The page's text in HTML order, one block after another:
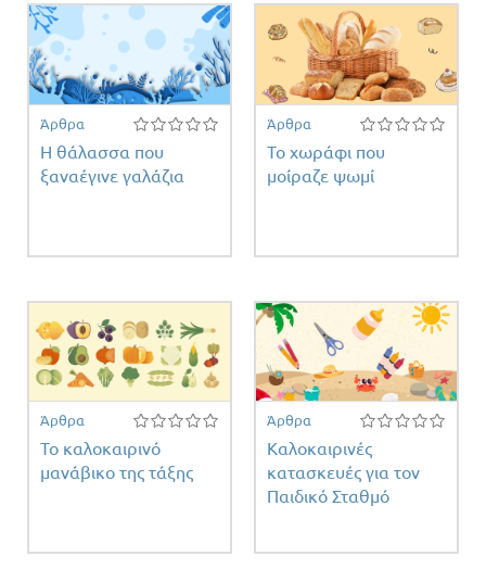
Άρθρα
Η θάλασσα που
ξαναέγινε γαλάζια
Άρθρα
Το χωράφι που
μοίραζε ψωμί
Άρθρα
Το καλοκαιρινό
μανάβικο της τάξης
Άρθρα
Καλοκαιρινές
κατασκευές για τον
Παιδικό Σταθμό